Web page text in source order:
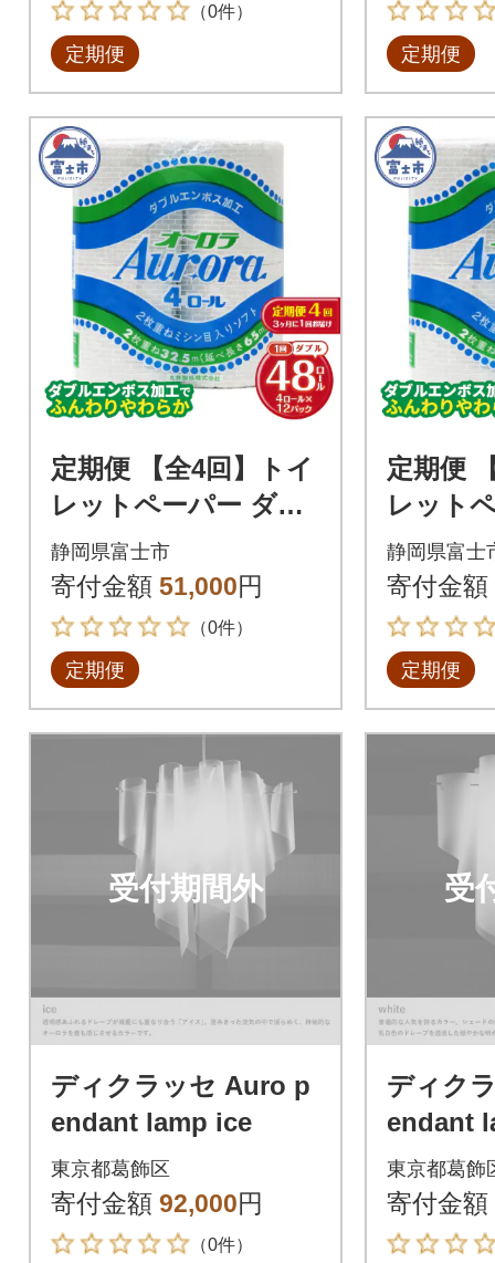
（0件）
定期便 定期便
定期便 【全4回】トイ
レットペーパー ダブ
ル 4個×12パック オー
ロラ [sf077-075]
静岡県富士市
寄付金額 51,000円
（0件）
定期便
定期便
レット
ル 4個
ロラ
静岡県富士
寄付金額
定期便
受付期間外
ディクラッセ Auro p
endant lamp ice
東京都葛飾区
寄付金額 92,000円
（0件）
受
ディク
endant
東京都葛飾
寄付金額